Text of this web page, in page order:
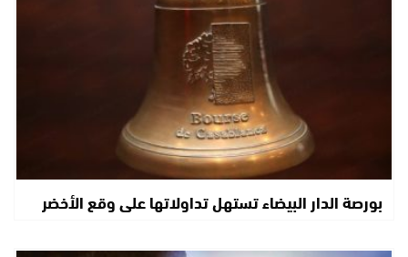
بورصة الدار البيضاء تستهل تداولاتها على وقع الأخضر